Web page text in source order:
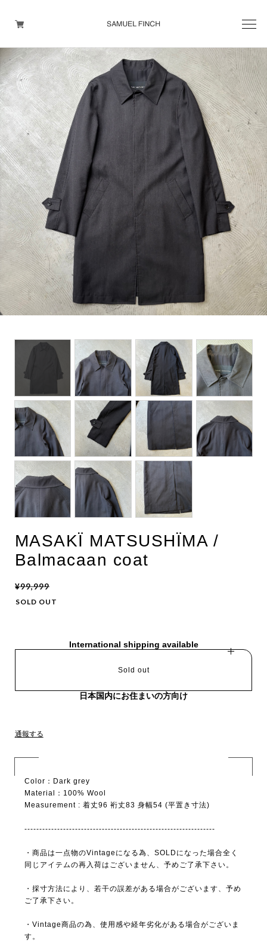
Men's
Maison Martin Margiela
Helmut Lang
Yohji Yamamoto
Other brands
TOPS
OUTER WEAR
BOTTOMS
DESIGNERS ARCHIVES
MASAKÏ MATSUSHÏMA /
Balmacaan coat
¥99,999
SOLD OUT
International shipping available
Sold out
日本国内にお住まいの方向け
通報する
Color：Dark grey
Material：100% Wool
Measurement : 着丈96 裄丈83 身幅54 (平置き寸法)
----------------------------------------------------------------
・商品は一点物のVintageになる為、SOLDになった場合全く
同じアイテムの再入荷はございません、予めご了承下さい。
・採寸方法により、若干の誤差がある場合がございます、予め
ご了承下さい。
・Vintage商品の為、使用感や経年劣化がある場合がございま
す。